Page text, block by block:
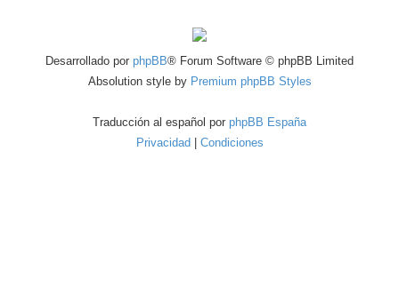
Desarrollado por phpBB® Forum Software © phpBB Limited
Absolution style by Premium phpBB Styles
Traducción al español por phpBB España
Privacidad| Condiciones